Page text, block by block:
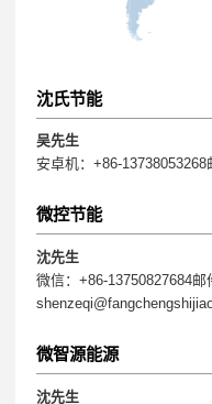
沈氏节能
吴先生
安卓机：+86-
微控节能
沈先生
微信：+86-13750827684邮
微智源能源
沈先生